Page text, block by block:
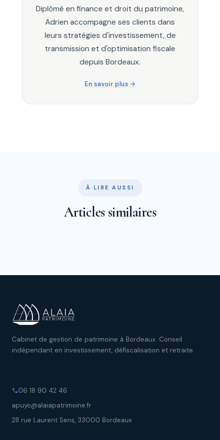
Diplômé en finance et droit du patrimoine,
Adrien accompagne ses clients dans
leurs stratégies d'investissement, de
transmission et d'optimisation fiscale
depuis Bordeaux.
En savoir plus
À LIRE AUSSI
Articles similaires
Cabinet de gestion de patrimoine à Bordeaux. Conseil
indépendant en investissement, défiscalisation et retraite.
06 18 90 42 46
apuyo@alaiapatrimoine.fr
28 rue Laurent Sens, 33000 Bordeaux